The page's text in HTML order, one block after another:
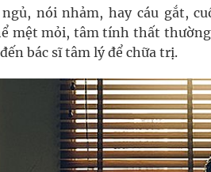
nói nhảm, hay cáu gắt,
mệt mỏi, tâm tính thất
bác sĩ tâm lý để chữa trị.